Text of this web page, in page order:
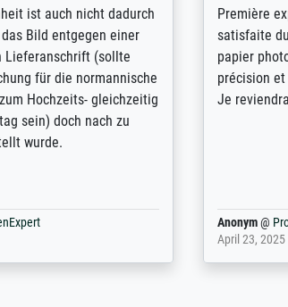
Qualität. Man kann sich
lassen, wie z.B.:
Farbe, Helligkeit,
Sehr freundliche
per Mail. Das Bild (ein
sehr gut verpackt -
mit Plastikdeckeln
Qualité
abordés et
demandes
couleurs).
Anonym@
March 31, 2025